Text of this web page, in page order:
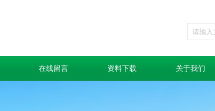
在线留言 资料下载 关于我们